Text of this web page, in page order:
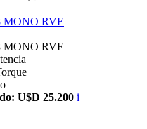
MONO RVE
MONO RVE
U$D 25.200 i